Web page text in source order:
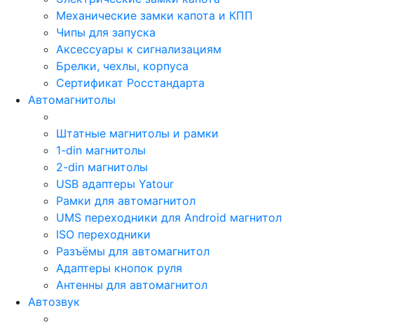
Механические замки капота и КПП
Чипы для запуска
Аксессуары к сигнализациям
Брелки, чехлы, корпуса
Сертификат Росстандарта
Автомагнитолы
Штатные магнитолы и рамки
1-din магнитолы
2-din магнитолы
USB адаптеры Yatour
Рамки для автомагнитол
UMS переходники для Android магнитол
ISO переходники
Разъёмы для автомагнитол
Адаптеры кнопок руля
Антенны для автомагнитол
Автозвук